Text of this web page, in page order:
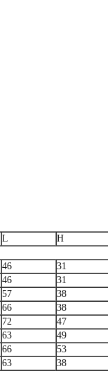
L H
46 31
46 31
57 38
66 38
72 47
63 49
66 53
63 38